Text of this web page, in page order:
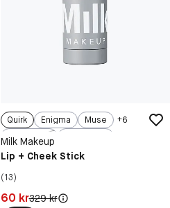
Quirk Enigma
Muse
Smirk
+6
Milk Makeup
Lip + Cheek Stick
(13)
Pris: 60 kr
60 krOriginal pris:
329 kr